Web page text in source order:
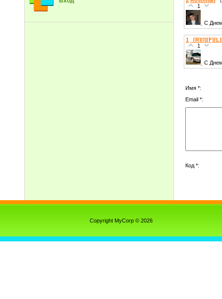
1
С
1
1
С
Имя *:
Email *:
Код *:
Copyright MyCorp © 2026